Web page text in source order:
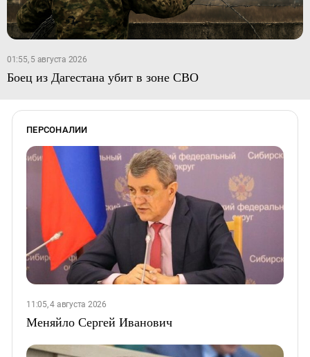
01:55, 5 августа 2026
Боец из Дагестана убит в зоне СВО
ПЕРСОНАЛИИ
11:05, 4 августа 2026
Меняйло Сергей Иванович